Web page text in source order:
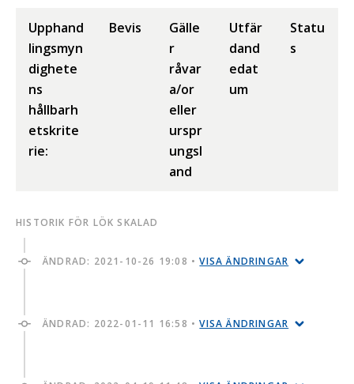
Upphand
lingsmyn
dighete
ns
hållbarh
etskrite
rie:
Bevis
Gälle
r
råvar
a/or
eller
urspr
ungsl
and
Utfär
dand
edat
um
Statu
s
HISTORIK FÖR LÖK SKALAD
ÄNDRAD: 2021-10-26 19:08 •VISA ÄNDRINGAR
ÄNDRAD: 2022-01-11 16:58 •VISA ÄNDRINGAR